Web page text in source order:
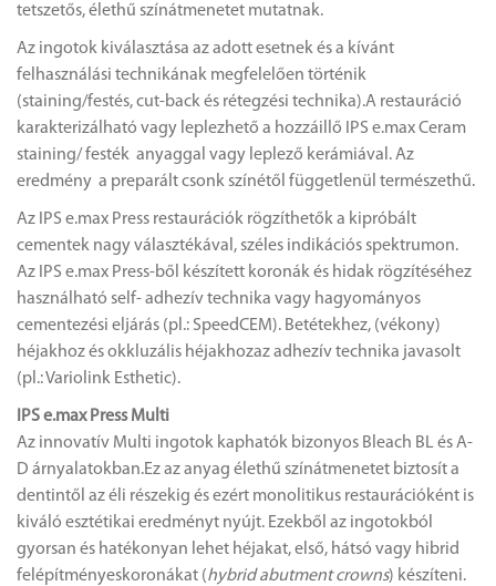
tetszetős, élethű színátmenetet mutatnak.
Az ingotok kiválasztása az adott esetnek és a kívánt
felhasználási technikának megfelelően történik
(staining/festés, cut-back és rétegzési technika).A restauráció
karakterizálható vagy leplezhető a hozzáillő IPS e.max Ceram
staining/ festék anyaggal vagy leplező kerámiával. Az
eredmény a preparált csonk színétől függetlenül természethű.
Az IPS e.max Press restaurációk rögzíthetők a kipróbált
cementek nagy választékával, széles indikációs spektrumon.
Az IPS e.max Press-ből készített koronák és hidak rögzítéséhez
használható self- adhezív technika vagy hagyományos
cementezési eljárás (pl.: SpeedCEM). Betétekhez, (vékony)
héjakhoz és okkluzális héjakhozaz adhezív technika javasolt
(pl.: Variolink Esthetic).
IPS e.max Press Multi
Az innovatív Multi ingotok kaphatók bizonyos Bleach BL és A-
D árnyalatokban.Ez az anyag élethű színátmenetet biztosít a
dentintől az éli részekig és ezért monolitikus restaurációként is
kiváló esztétikai eredményt nyújt. Ezekből az ingotokból
gyorsan és hatékonyan lehet héjakat, első, hátsó vagy hibrid
felépítményeskoronákat (hybrid abutment crowns) készíteni.